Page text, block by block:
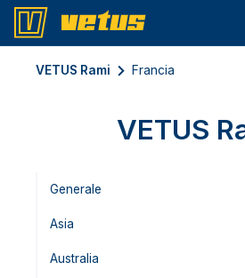
VETUS Rami Francia
VETUS
Generale
Asia
Australia